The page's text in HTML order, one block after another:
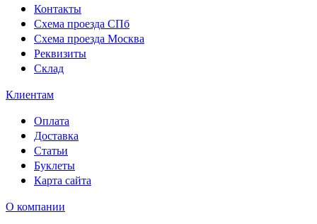
Контакты
Схема проезда СПб
Схема проезда Москва
Реквизиты
Склад
Клиентам
Оплата
Доставка
Статьи
Буклеты
Карта сайта
О компании